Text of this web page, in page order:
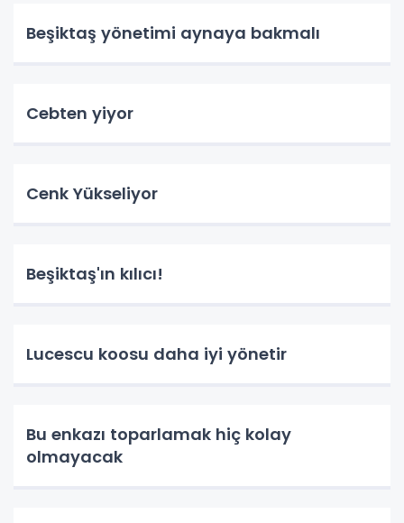
Beşiktaş yönetimi aynaya bakmalı
Cebten yiyor
Cenk Yükseliyor
Beşiktaş'ın kılıcı!
Lucescu koosu daha iyi yönetir
Bu enkazı toparlamak hiç kolay
olmayacak